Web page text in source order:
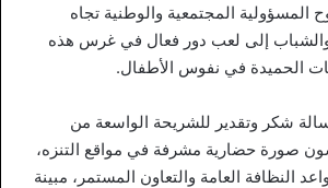
المسؤولية المجتمعية والوطنية تجاه
والشباب إلى لعب دور فعال في غرس هذه
الحميدة في نفوس الأطفال.
شكر وتقدير للشريحة الواسعة من
صورة حضارية مشرفة في مواقع التنزه،
النظافة العامة والتعاون المستمر، مبينة